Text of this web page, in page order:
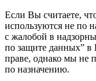
Если Вы считаете,
используются не по
с жалобой в
по защите данных”
праве, однако мы не
по назначению.